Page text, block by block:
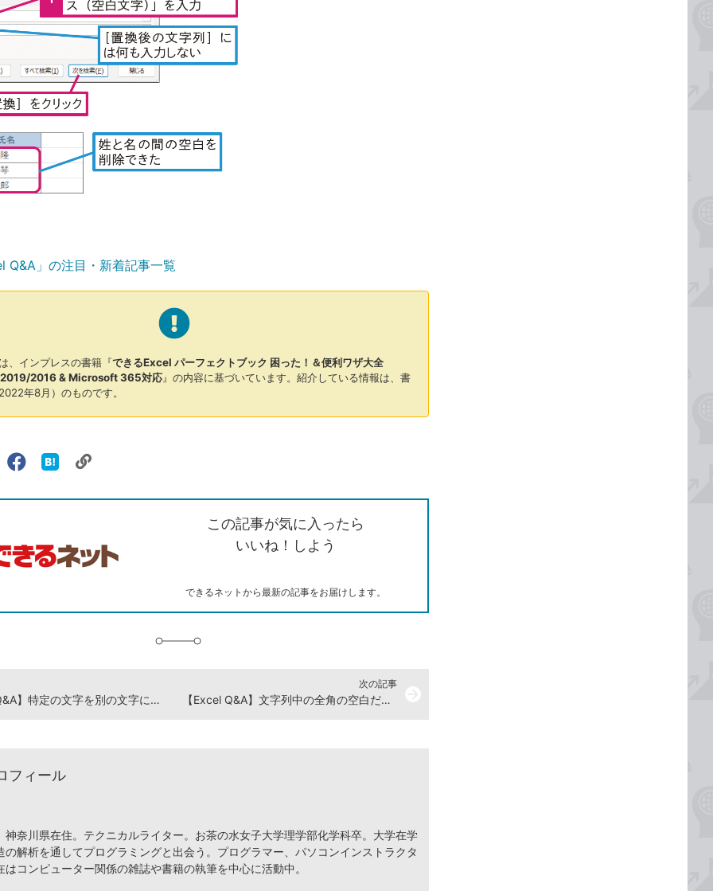
Q&A」の注目・新着記事一覧
、インプレスの書籍『できるExcel パーフェクトブック 困った！＆便利ワザ大全
2016 & Microsoft 365対応』の内容に基づいています。紹介している情報は、書
年8月）のものです。
する
旧
Facebook
シ
な
マ
ー
追
ク
ピ
ー
この記事が気に入ったら
いいね！しよう
できるネットから最新の記事をお届けします。
【Excel Q&A】特定の文字を別の文字に置き換えたい
次の記事
【Excel Q&A】文字列中の全角の空白だけを削除したい
フィール
神奈川県在住。テクニカルライター。お茶の水女子大学理学部化学科卒。大学在学
の解析を通してプログラミングと出会う。プログラマー、パソコンインストラクタ
はコンピューター関係の雑誌や書籍の執筆を中心に活動中。